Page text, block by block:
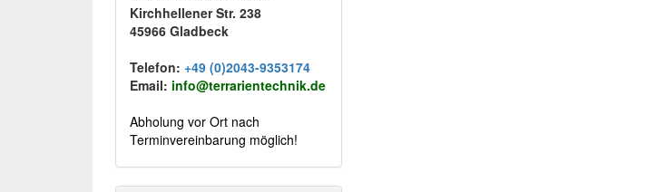
Kirchhellener Str. 238
45966 Gladbeck
Telefon: +49 (0)2043-9353174
Email: info@terrarientechnik.de
Abholung vor Ort nach
Terminvereinbarung möglich!